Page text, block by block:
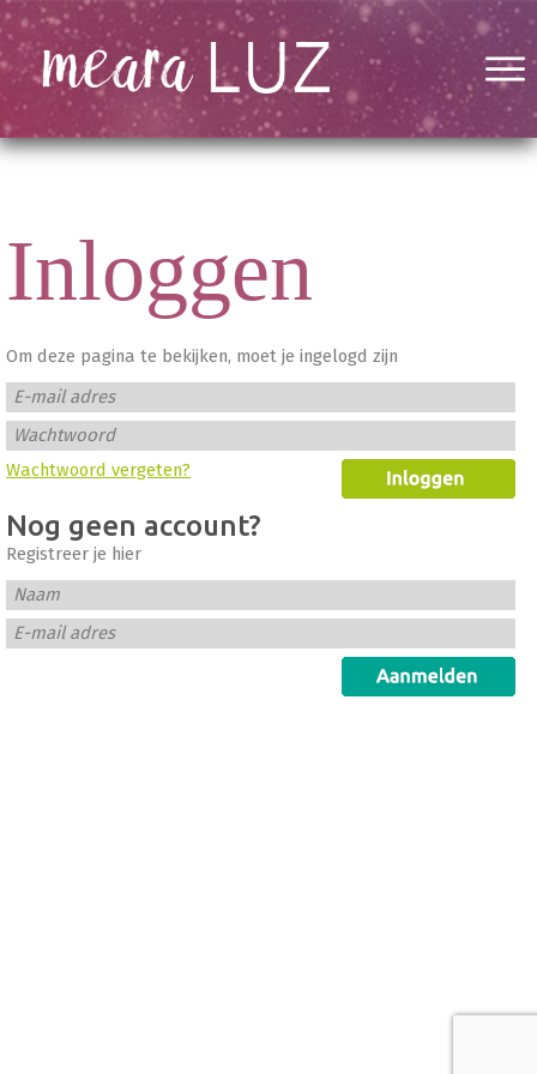
Inloggen
Om deze pagina te bekijken, moet je ingelogd zijn
E-mail adres
Wachtwoord
Wachtwoord vergeten?
Nog geen account?
Registreer je hier
Naam
E-mail adres